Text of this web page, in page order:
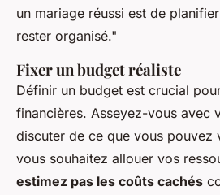
un mariage réussi est de
rester organisé."
Fixer un budget réaliste
Définir un budget est crucial
financières. Asseyez-vous avec
discuter de ce que vous pouvez
vous souhaitez allouer vos
estimez pas les coûts cachés